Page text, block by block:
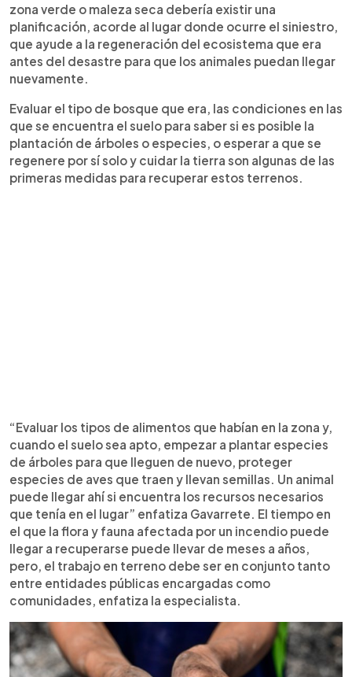
zona verde o maleza seca debería existir una
planificación, acorde al lugar donde ocurre el siniestro,
que ayude a la regeneración del ecosistema que era
antes del desastre para que los animales puedan llegar
nuevamente.
Evaluar el tipo de bosque que era, las condiciones en las
que se encuentra el suelo para saber si es posible la
plantación de árboles o especies, o esperar a que se
regenere por sí solo y cuidar la tierra son algunas de las
primeras medidas para recuperar estos terrenos.
“Evaluar los tipos de alimentos que habían en la zona y,
cuando el suelo sea apto, empezar a plantar especies
de árboles para que lleguen de nuevo, proteger
especies de aves que traen y llevan semillas. Un animal
puede llegar ahí si encuentra los recursos necesarios
que tenía en el lugar” enfatiza Gavarrete. El tiempo en
el que la flora y fauna afectada por un incendio puede
llegar a recuperarse puede llevar de meses a años,
pero, el trabajo en terreno debe ser en conjunto tanto
entre entidades públicas encargadas como
comunidades, enfatiza la especialista.